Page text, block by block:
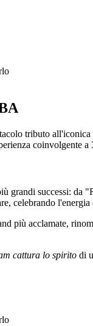
tributo all'iconica
coinvolgente a
grandi successi: da
celebrando
più acclamate,
cattura lo spirito di